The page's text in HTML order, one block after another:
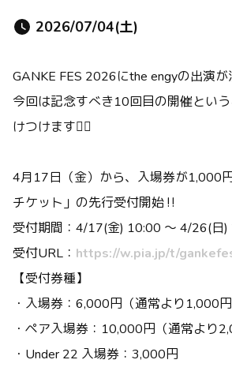
2026/07/04(土)
GANKE FES 2026にthe engyの出演が
今回は記念すべき10回目の開催とい
けつけます❤️‍🔥
4月17日（金）から、入場券が1,000
チケット」の先行受付開始‼️
受付期間：4/17(金) 10:00 〜 4/26(日)
受付URL： https://w.pia.jp/t/
【受付券種】
・入場券：6,000円（通常より1,000円
・ペア入場券：10,000円（通常より
・Under 22 入場券：3,000円